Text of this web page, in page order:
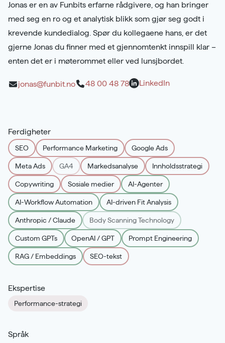
Jonas er en av Funbits erfarne rådgivere, og han bringer
med seg en ro og et analytisk blikk som gjør seg godt i
krevende kundedialog. Spør du kollegaene hans, er det
gjerne Jonas du finner med et gjennomtenkt innspill klar –
enten det er i møterommet eller ved lunsjbordet.
jonas@funbit.no 48 00 48 78 LinkedIn
Ferdigheter
SEO Performance Marketing Google Ads
Meta Ads GA4 Markedsanalyse Innholdsstrategi
Copywriting Sosiale medier AI-Agenter
AI-Workflow Automation AI-driven Fit Analysis
Anthropic / Claude Body Scanning Technology
Custom GPTs OpenAI / GPT Prompt Engineering
RAG / Embeddings SEO-tekst
Ekspertise
Performance-strategi
Språk